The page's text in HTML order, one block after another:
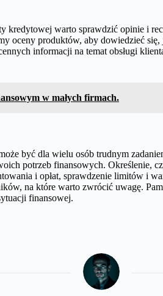
kredytowej warto sprawdzić opinie i
oceny produktów, aby dowiedzieć się,
informacji na temat obsługi
w małych firmach.
być dla wielu osób trudnym
potrzeb finansowych. Określenie,
i opłat, sprawdzenie limitów i
na które warto zwrócić uwagę.
finansowej.